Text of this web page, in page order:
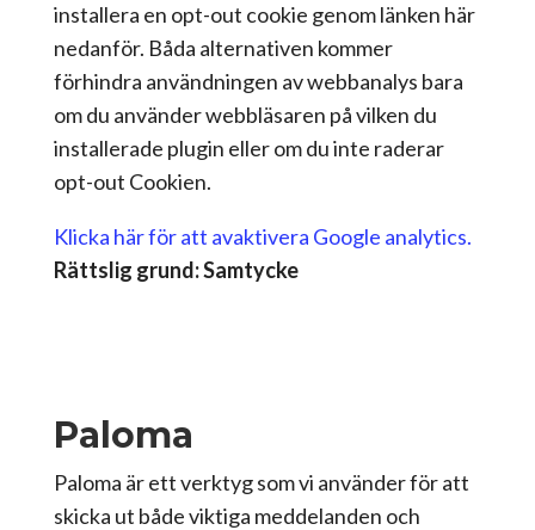
installera en opt-out cookie genom länken här
nedanför. Båda alternativen kommer
förhindra användningen av webbanalys bara
om du använder webbläsaren på vilken du
installerade plugin eller om du inte raderar
opt-out Cookien.
Klicka här för att avaktivera Google analytics.
Rättslig grund: Samtycke
Paloma
Paloma är ett verktyg som vi använder för att
skicka ut både viktiga meddelanden och